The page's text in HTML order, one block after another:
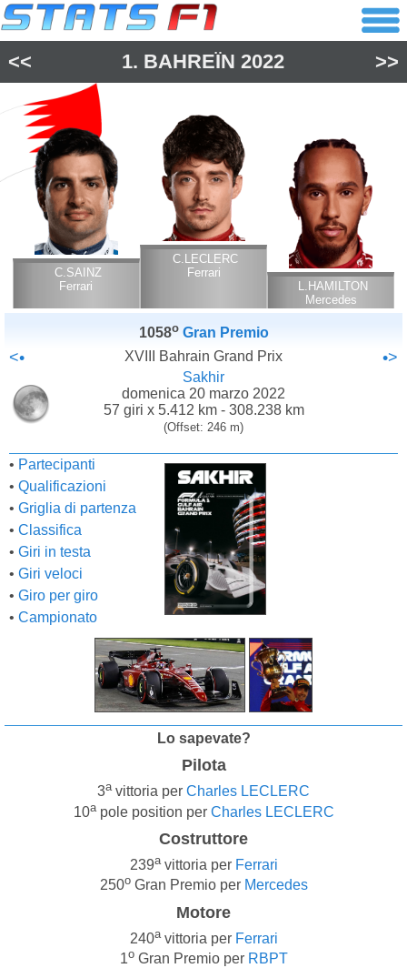
<< 1. BAHREÏN 2022 >>
C.SAINZ
Ferrari
C.LECLERC
Ferrari
L.HAMILTON
Mercedes
1058o Gran Premio
<• XVIII Bahrain Grand Prix •>
Sakhir
domenica 20 marzo 2022
57 giri x 5.412 km - 308.238 km
(Offset: 246 m)
• Partecipanti
• Qualificazioni
• Griglia di partenza
• Classifica
• Giri in testa
• Giri veloci
• Giro per giro
• Campionato
Lo sapevate?
Pilota
3avittoria per Charles LECLERC
10apole position per Charles LECLERC
Costruttore
239avittoria per Ferrari
250oGran Premio per Mercedes
Motore
240avittoria per Ferrari
1oGran Premio per RBPT